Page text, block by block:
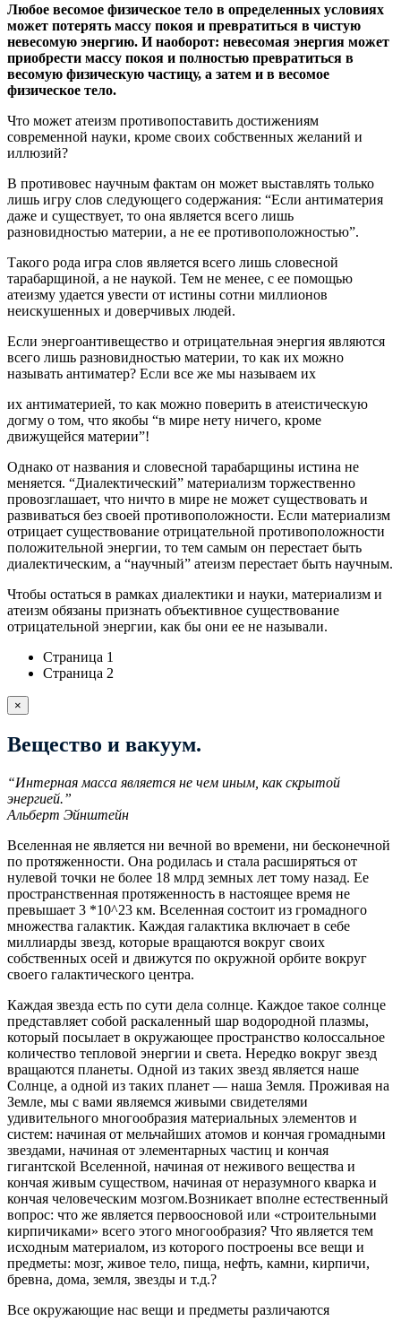
Любое весомое физическое тело в определенных условиях
может потерять массу покоя и превратиться в чистую
невесомую энергию. И наоборот: невесомая энергия может
приобрести массу покоя и полностью превратиться в
весомую физическую частицу, а затем и в весомое
физическое тело.
Что может атеизм противопоставить достижениям
современной науки, кроме своих собственных желаний и
иллюзий?
В противовес научным фактам он может выставлять только
лишь игру слов следующего содержания: “Если антиматерия
даже и существует, то она является всего лишь
разновидностью материи, а не ее противоположностью”.
Такого рода игра слов является всего лишь словесной
тарабарщиной, а не наукой. Тем не менее, с ее помощью
атеизму удается увести от истины сотни миллионов
неискушенных и доверчивых людей.
Если энергоантивещество и отрицательная энергия являются
всего лишь разновидностью материи, то как их можно
называть антиматер? Если все же мы называем их
их антиматерией, то как можно поверить в атеистическую
догму о том, что якобы “в мире нету ничего, кроме
движущейся материи”!
Однако от названия и словесной тарабарщины истина не
меняется. “Диалектический” материализм торжественно
провозглашает, что ничто в мире не может существовать и
развиваться без своей противоположности. Если материализм
отрицает существование отрицательной противоположности
положительной энергии, то тем самым он перестает быть
диалектическим, а “научный” атеизм перестает быть научным.
Чтобы остаться в рамках диалектики и науки, материализм и
атеизм обязаны признать объективное существование
отрицательной энергии, как бы они ее не называли.
Страница 1
Страница 2
×
Вещество и вакуум.
“Интерная масса является не чем иным, как скрытой
энергией.”
Альберт Эйнштейн
Вселенная не является ни вечной во времени, ни бесконечной
по протяженности. Она родилась и стала расширяться от
нулевой точки не более 18 млрд земных лет тому назад. Ее
пространственная протяженность в настоящее время не
превышает 3 *10^23 км. Вселенная состоит из громадного
множества галактик. Каждая галактика включает в себе
миллиарды звезд, которые вращаются вокруг своих
собственных осей и движутся по окружной орбите вокруг
своего галактического центра.
Каждая звезда есть по сути дела солнце. Каждое такое солнце
представляет собой раскаленный шар водородной плазмы,
который посылает в окружающее пространство колоссальное
количество тепловой энергии и света. Нередко вокруг звезд
вращаются планеты. Одной из таких звезд является наше
Солнце, а одной из таких планет — наша Земля. Проживая на
Земле, мы с вами являемся живыми свидетелями
удивительного многообразия материальных элементов и
систем: начиная от мельчайших атомов и кончая громадными
звездами, начиная от элементарных частиц и кончая
гигантской Вселенной, начиная от неживого вещества и
кончая живым существом, начиная от неразумного кварка и
кончая человеческим мозгом.Возникает вполне естественный
вопрос: что же является первоосновой или «строительными
кирпичиками» всего этого многообразия? Что является тем
исходным материалом, из которого построены все вещи и
предметы: мозг, живое тело, пища, нефть, камни, кирпичи,
бревна, дома, земля, звезды и т.д.?
Все окружающие нас вещи и предметы различаются